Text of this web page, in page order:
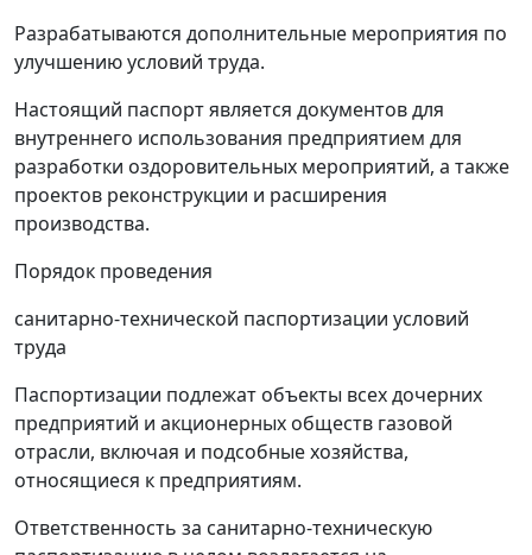
Разрабатываются дополнительные мероприятия по
улучшению условий труда.
Настоящий паспорт является документов для
внутреннего использования предприятием для
разработки оздоровительных мероприятий, а также
проектов реконструкции и расширения
производства.
Порядок проведения
санитарно-технической паспортизации условий
труда
Паспортизации подлежат объекты всех дочерних
предприятий и акционерных обществ газовой
отрасли, включая и подсобные хозяйства,
относящиеся к предприятиям.
Ответственность за санитарно-техническую